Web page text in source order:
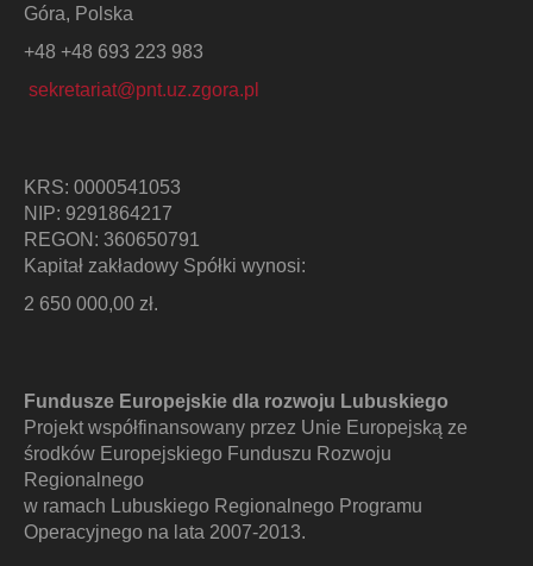
Góra, Polska
+48 +48 693 223 983
sekretariat@pnt.uz.zgora.pl
KRS: 0000541053
NIP: 9291864217
REGON: 360650791
Kapitał zakładowy Spółki wynosi:
2 650 000,00 zł.
Fundusze Europejskie dla rozwoju Lubuskiego
Projekt współfinansowany przez Unie Europejską ze
środków Europejskiego Funduszu Rozwoju
Regionalnego
w ramach Lubuskiego Regionalnego Programu
Operacyjnego na lata 2007-2013.